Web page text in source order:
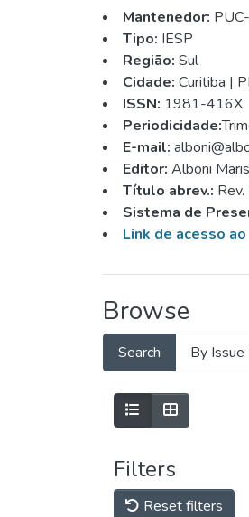
Mantenedor:
Tipo: IESP
Região: Sul
Cidade: Curitiba |
ISSN: 1981-416X
Periodicidade:
E-mail:
Editor: Alboni
Título abrev.:
Sistema de
Link de acesso
Browse
Search By
Filters
Reset filters